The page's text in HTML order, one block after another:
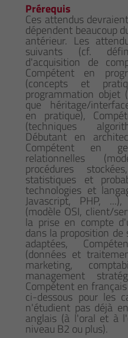
Prérequis
Ces attendus
dépendent beaucoup
antérieur. Les
suivants (cf.
d'acquisition de
Compétent en
(concepts et
programmation objet
que héritage/
en pratique),
(techniques
Débutant en
Compétent en
relationnelles
procédures
statistiques et
technologies et
Javascript, PHP,
(modèle OSI, client/
la prise en compte
dans la proposition
adaptées,
(données et
marketing,
management
Compétent en
ci-dessous pour les
n'étudient pas déjà
anglais (à l'oral et à
niveau B2 ou plus).